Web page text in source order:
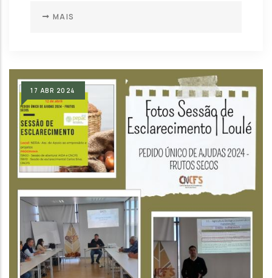
MAIS
17 ABR 2024